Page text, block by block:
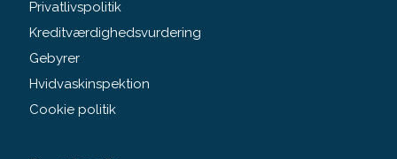
Privatlivspolitik
Kreditværdighedsvurdering
Gebyrer
Hvidvaskinspektion
Cookie politik